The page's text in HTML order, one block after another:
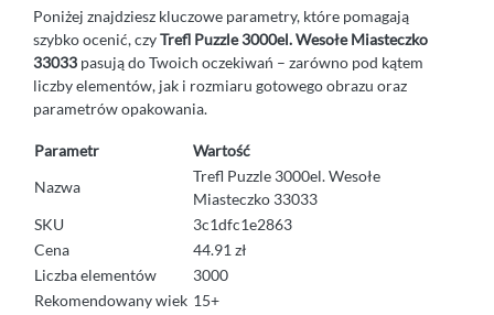
Poniżej znajdziesz kluczowe parametry, które pomagają
szybko ocenić, czyTrefl Puzzle 3000el. Wesołe Miasteczko
33033 pasują do Twoich oczekiwań – zarówno pod kątem
liczby elementów, jak i rozmiaru gotowego obrazu oraz
parametrów opakowania.
Parametr
Wartość
Nazwa
Trefl Puzzle 3000el. Wesołe
Miasteczko 33033
SKU
3c1dfc1e2863
Cena
44.91 zł
Liczba elementów
3000
Rekomendowany wiek 15+